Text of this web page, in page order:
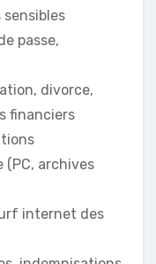
passe,
divorce,
financiers
(PC, archives
internet des